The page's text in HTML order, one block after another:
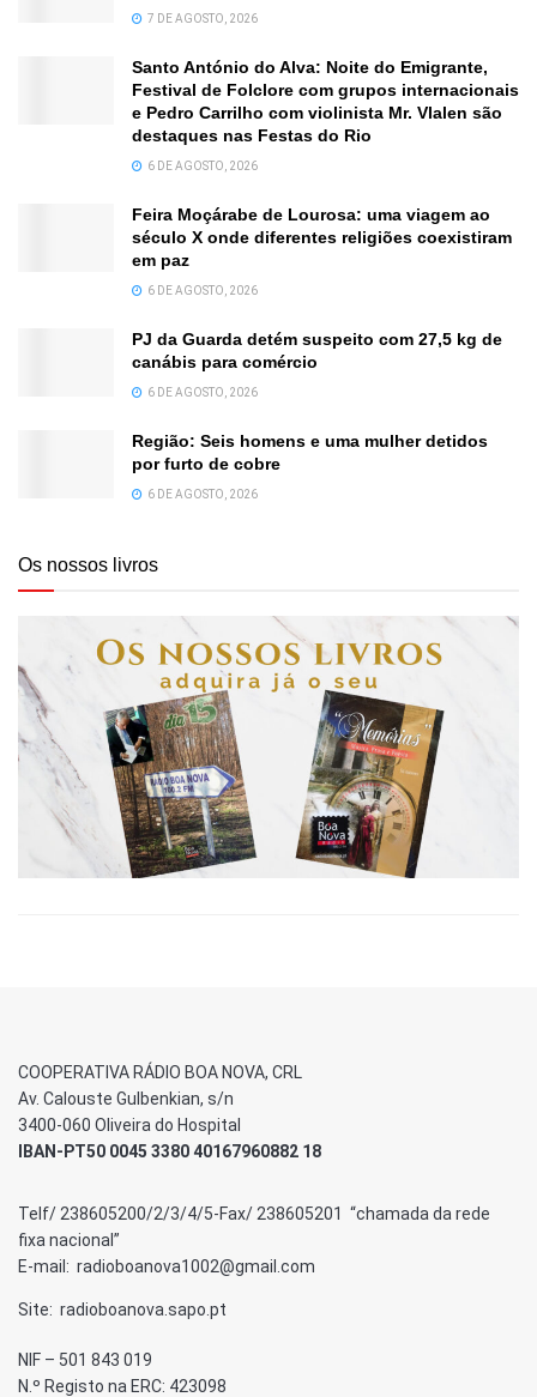
7 DE AGOSTO, 2026
Santo António do Alva: Noite do Emigrante,
Festival de Folclore com grupos internacionais
e Pedro Carrilho com violinista Mr. Vlalen são
destaques nas Festas do Rio
6 DE AGOSTO, 2026
Feira Moçárabe de Lourosa: uma viagem ao
século X onde diferentes religiões coexistiram
em paz
6 DE AGOSTO, 2026
PJ da Guarda detém suspeito com 27,5 kg de
canábis para comércio
6 DE AGOSTO, 2026
Região: Seis homens e uma mulher detidos
por furto de cobre
6 DE AGOSTO, 2026
Os nossos livros
COOPERATIVA RÁDIO BOA NOVA, CRL
Av. Calouste Gulbenkian, s/n
3400-060 Oliveira do Hospital
IBAN-PT50 0045 3380 40167960882 18
Telf/ 238605200/2/3/4/5-Fax/ 238605201 “chamada da rede
fixa nacional”
E-mail: radioboanova1002@gmail.com
Site: radioboanova.sapo.pt
NIF – 501 843 019
N.º Registo na ERC: 423098